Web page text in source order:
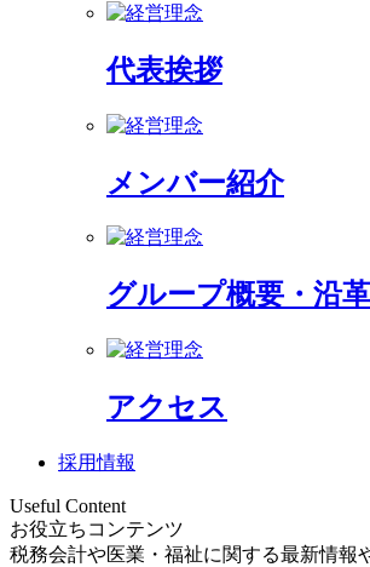
代表挨拶
メンバー紹介
グループ概要・沿革
アクセス
採用情報
Useful Content
お役立ちコンテンツ
税務会計や医業・福祉に関する最新情報